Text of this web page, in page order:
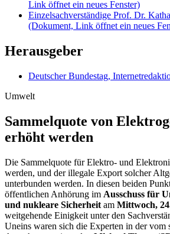
Link öffnet ein neues Fenster)
Einzelsachverständige Prof. Dr.
(Dokument, Link öffnet ein neues
Herausgeber
Deutscher Bundestag,
Umwelt
Sammelquote von
erhöht werden
Die Sammelquote für Elektro- und
werden, und der illegale Export solcher
unterbunden werden. In diesen beiden
öffentlichen Anhörung im Ausschuss für
und nukleare Sicherheit am Mittwoch,
weitgehende Einigkeit unter den
Uneins waren sich die Experten in der vom